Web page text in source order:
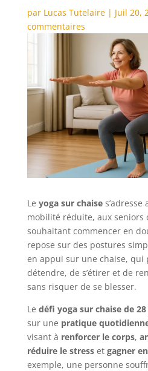
par Lucas Tutelaire| Juil 20,
commentaires
Le yoga sur chaises’adresse
mobilité réduite, aux seniors
souhaitant commencer en
repose sur des postures
en appui sur une chaise, qui
détendre, de s’étirer et de
sans risquer de se blesser.
Le défi yoga sur chaise de
sur une pratique
visant à renforcer le corps,
réduire le stresset gagner
exemple, une personne